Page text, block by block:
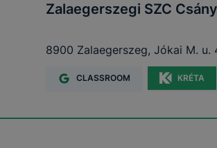
Zalaegerszegi SZC
8900 Zalaegerszeg, Jókai M. u.
CLASSROOM KRÉTA